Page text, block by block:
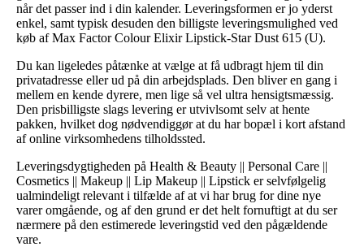
når det passer ind i din kalender. Leveringsformen er jo yderst
enkel, samt typisk desuden den billigste leveringsmulighed ved
køb af Max Factor Colour Elixir Lipstick-Star Dust 615 (U).
Du kan ligeledes påtænke at vælge at få udbragt hjem til din
privatadresse eller ud på din arbejdsplads. Den bliver en gang i
mellem en kende dyrere, men lige så vel ultra hensigtsmæssig.
Den prisbilligste slags levering er utvivlsomt selv at hente
pakken, hvilket dog nødvendiggør at du har bopæl i kort afstand
af online virksomhedens tilholdssted.
Leveringsdygtigheden på Health & Beauty || Personal Care ||
Cosmetics || Makeup || Lip Makeup || Lipstick er selvfølgelig
ualmindeligt relevant i tilfælde af at vi har brug for dine nye
varer omgående, og af den grund er det helt fornuftigt at du ser
nærmere på den estimerede leveringstid ved den pågældende
vare.